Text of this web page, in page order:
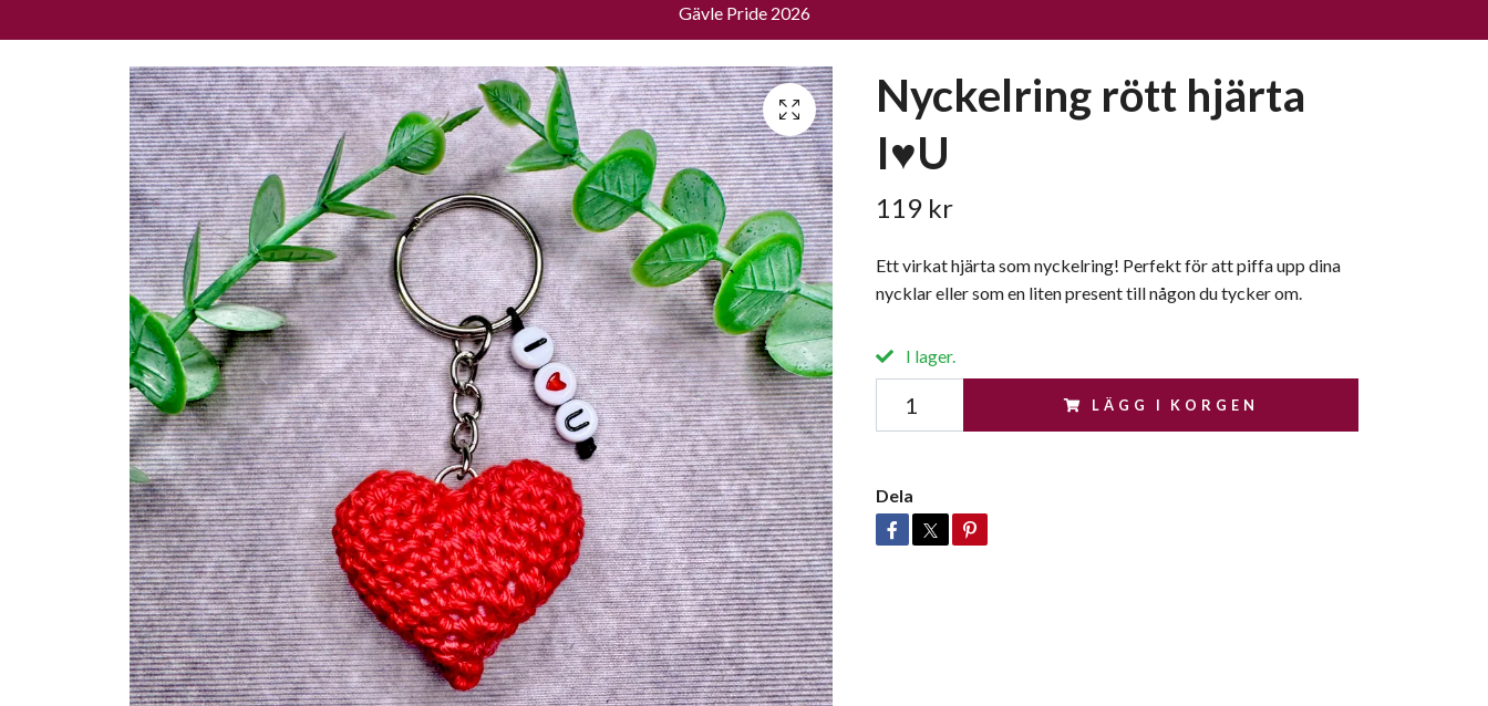
Gävle Pride 2026
Nyckelring rött hjärta
I♥️U
119 kr
Ett virkat hjärta som nyckelring! Perfekt för att piffa upp dina
nycklar eller som en liten present till någon du tycker om.
I lager.
LÄGG I KORGEN
Dela